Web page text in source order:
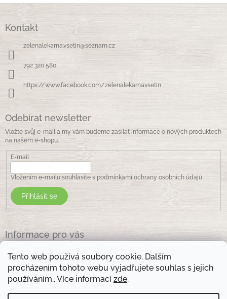
Tento web používá soubory cookie. Dalším
procházením tohoto webu vyjadřujete souhlas s jejich
používáním.. Více informací zde.
Kontakt
zelenalekarna.vsetin@seznam.cz
792 320 580
https://www.facebook.com/zelenalekarnavsetin
Odebírat newsletter
Vložte svůj e-mail a my vám budeme zasílat informace o nových produktech
na našem e-shopu.
E-mail
Vložením e-mailu souhlasíte s podmínkami ochrany osobních údajů
Přihlásit se
Informace pro vás
Obchodní podmínky
Podmínky ochrany osobních údajů
Kontakty